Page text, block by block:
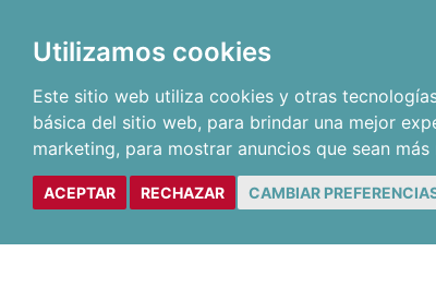
Utilizamos cookies
Este sitio web utiliza cookies y otras
básica del sitio web, para brindar una mejor
marketing, para mostrar anuncios que sean
ACEPTAR RECHAZAR CAMBIAR